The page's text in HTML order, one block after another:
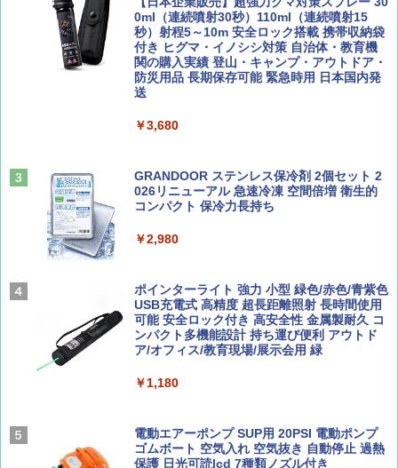
￥713
山と溪谷 2026年8月号「南アルプス大全」
Coyote No.89 特集 星野道夫 夢見る旅
AIRLINE（エアライン）2026年9月号【特
集】ボーイング110周年を祝して！
￥1,760
￥2,479
D40 地球の歩き方 チェンマイ タイ北部の魅
力的な町 2026～2027 地球の歩き方D アジア
￥2,079
A26 地球の歩き方 チェコ ポーランド スロヴ
ァキア 2026～2027 地球の歩き方A ヨーロッ
新しい日本地理 地図・統計・移動から読み
解く (講談社現代新書)
￥1,540
ト プライバシー テント 【中が透けない】 1
人用 折りたたみ 防災グッズ 災害用トイレ ビ
ーチ ピクニック ポップアップテント 携帯 簡
易 トイレテント (グレー)
￥4,980
500002(88859)
￥5,999
ーティング フルクローズ メッシュ 3-4人用
簡単設置 ポップアップテント エクルベージ
ュ(BC仕様) PATC-150B(EB)
￥9,990
イド ブラックコーティング フルクローズ メ
ッシュ 4人用 簡単設置 ポップアップテント P
ATCW-150B エクルベージュ
0ml（連続噴射30秒）110ml（連続噴射15
秒）射程5～10m 安全ロック搭載 携帯収納袋
付き ヒグマ・イノシシ対策 自治体・教育機
関の購入実績 登山・キャンプ・アウトドア・
防災用品 長期保存可能 緊急時用 日本国内発
送
￥3,680
GRANDOOR ステンレス保冷剤 2個セット 2
026リニューアル 急速冷凍 空間倍増 衛生的
コンパクト 保冷力長持ち
￥2,980
ポインターライト 強力 小型 緑色/赤色/青紫色
USB充電式 高精度 超長距離照射 長時間使用
可能 安全ロック付き 高安全性 金属製耐久 コ
ンパクト多機能設計 持ち運び便利 アウトド
ア/オフィス/教育現場/展示会用 緑
￥1,180
電動エアーポンプ SUP用 20PSI 電動ポンプ
ゴムボート 空気入れ 空気抜き 自動停止 過熱
保護 日光可読lcd 7種類ノズル付き